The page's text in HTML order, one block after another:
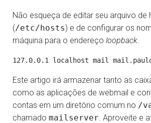
Não esqueça de editar seu arquivo de
(/etc/hosts) e de configurar os
máquina para o endereço loopback.
Este artigo irá armazenar tanto as
como as aplicações de webmail e
contas em um diretório comum no /
chamado mailserver. Aproveite e